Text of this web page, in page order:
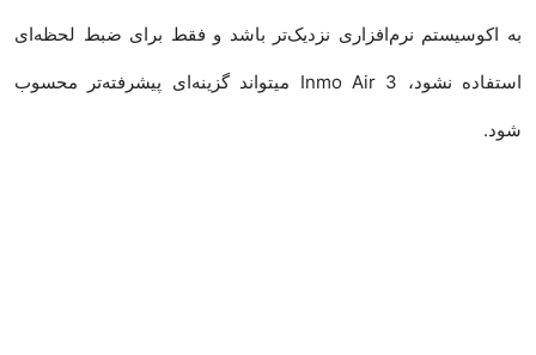
به اکوسیستم نرم‌افزاری نزدیک‌تر باشد و فقط برای ضبط لحظه‌ای
استفاده نشود، Inmo Air 3 میتواند گزینه‌ای پیشرفته‌تر محسوب
شود.